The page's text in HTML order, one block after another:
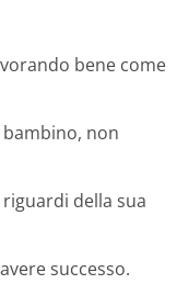
bene come
non
della sua
successo.